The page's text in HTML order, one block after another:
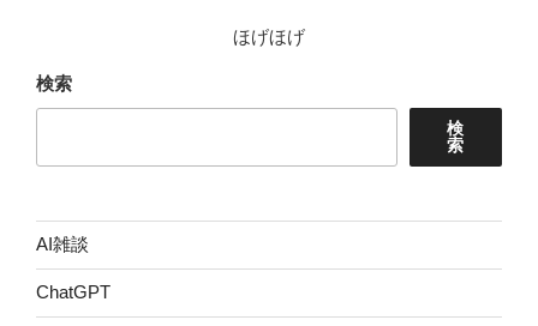
ほげほげ
検索
検
索
AI雑談
ChatGPT